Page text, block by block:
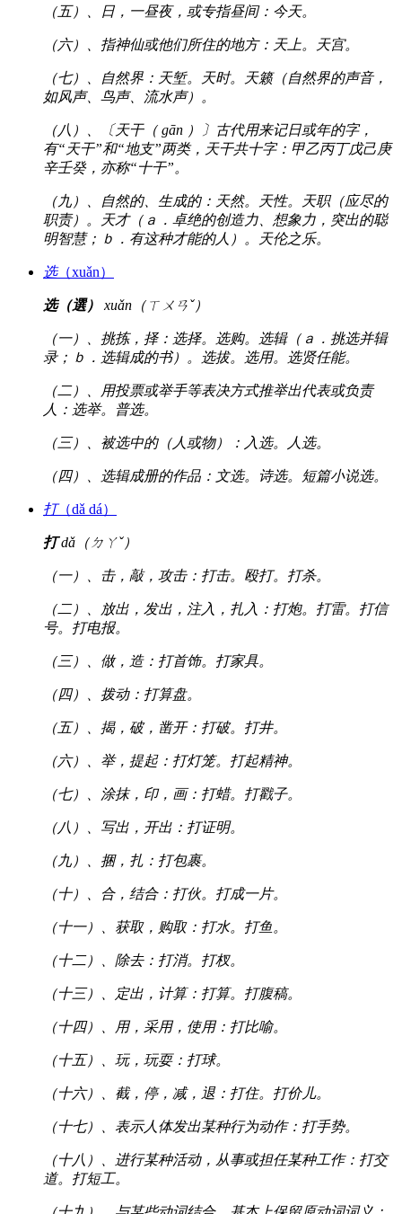
（五）、日，一昼夜，或专指昼间：今天。
（六）、指神仙或他们所住的地方：天上。天宫。
（七）、自然界：天堑。天时。天籁（自然界的声音，
如风声、鸟声、流水声）。
（八）、〔天干（ gān ）〕古代用来记日或年的字，
有“天干”和“地支”两类，天干共十字：甲乙丙丁戊己庚
辛壬癸，亦称“十干”。
（九）、自然的、生成的：天然。天性。天职（应尽的
职责）。天才（ａ．卓绝的创造力、想象力，突出的聪
明智慧；ｂ．有这种才能的人）。天伦之乐。
选（xuǎn）
选（選） xuǎn（ㄒㄨㄢˇ）
（一）、挑拣，择：选择。选购。选辑（ａ．挑选并辑
录；ｂ．选辑成的书）。选拔。选用。选贤任能。
（二）、用投票或举手等表决方式推举出代表或负责
人：选举。普选。
（三）、被选中的（人或物）：入选。人选。
（四）、选辑成册的作品：文选。诗选。短篇小说选。
打（dǎ dá）
打dǎ（ㄉㄚˇ）
（一）、击，敲，攻击：打击。殴打。打杀。
（二）、放出，发出，注入，扎入：打炮。打雷。打信
号。打电报。
（三）、做，造：打首饰。打家具。
（四）、拨动：打算盘。
（五）、揭，破，凿开：打破。打井。
（六）、举，提起：打灯笼。打起精神。
（七）、涂抹，印，画：打蜡。打戳子。
（八）、写出，开出：打证明。
（九）、捆，扎：打包裹。
（十）、合，结合：打伙。打成一片。
（十一）、获取，购取：打水。打鱼。
（十二）、除去：打消。打杈。
（十三）、定出，计算：打算。打腹稿。
（十四）、用，采用，使用：打比喻。
（十五）、玩，玩耍：打球。
（十六）、截，停，减，退：打住。打价儿。
（十七）、表示人体发出某种行为动作：打手势。
（十八）、进行某种活动，从事或担任某种工作：打交
道。打短工。